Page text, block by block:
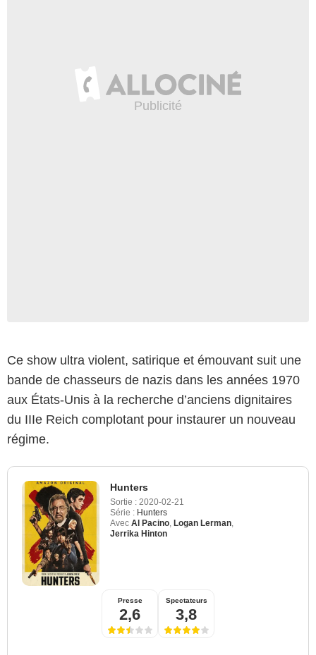
Ce show ultra violent, satirique et émouvant suit une
bande de chasseurs de nazis dans les années 1970
aux États-Unis à la recherche d’anciens dignitaires
du IIIe Reich complotant pour instaurer un nouveau
régime.
Hunters
Sortie : 2020-02-21
Série : Hunters
Avec Al Pacino Logan Lerman
Jerrika Hinton
Presse
2,6
Spectateurs
3,8